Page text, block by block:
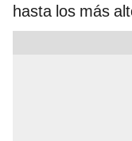
hasta los más